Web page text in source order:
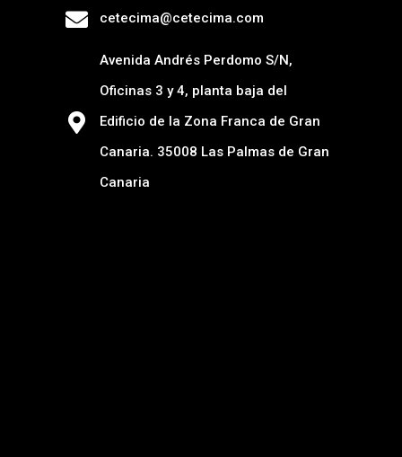
cetecima@cetecima.com
Avenida Andrés Perdomo S/N,
Oficinas 3 y 4, planta baja del
Edificio de la Zona Franca de Gran
Canaria. 35008 Las Palmas de Gran
Canaria